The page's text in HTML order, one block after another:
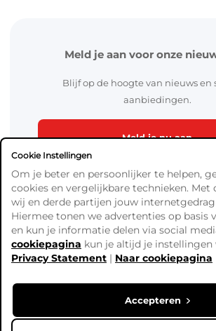
Meld je aan voor onze
Blijf op de hoogte van nieuws en
aanbiedingen.
Meld je nu aan
Algemene Voorwaarden
Verzend- en betaalinformatie
Copyright © Ready4Bingo. Alle prijzen
Cookie Instellingen
Om je beter en persoonlijker te helpen,
cookies en vergelijkbare technieken. Met
wij en derde partijen jouw
Hiermee tonen we advertenties op basis
en kun je informatie delen via social
cookiepagina kun je altijd je instellingen
Privacy Statement | Naar cookiepagina
Accepteren